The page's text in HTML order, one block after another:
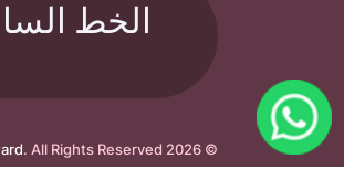
الخط
© 2026
. All Rights Reserved